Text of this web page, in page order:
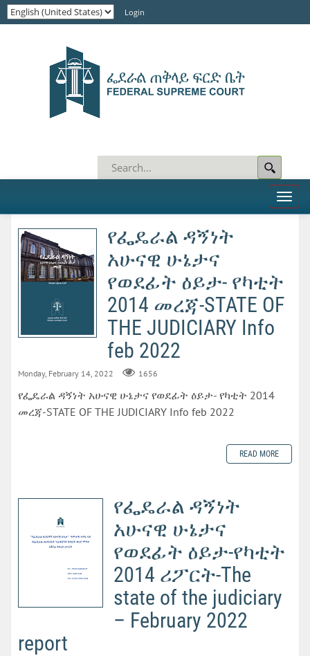
Login
Toggle
የፌዴራል ዳኝነት
አሁናዊ ሁኔታና
የወደፊት ዕይታ- የካቲት
2014 መረጃ-STATE OF
THE JUDICIARY Info
feb 2022
Monday, February 14, 2022 1656
የፌዴራል ዳኝነት አሁናዊ ሁኔታና የወደፊት ዕይታ- የካቲት 2014
መረጃ-STATE OF THE JUDICIARY Info feb 2022
READ MORE
የፌዴራል ዳኝነት
አሁናዊ ሁኔታና
የወደፊት ዕይታ-የካቲት
2014 ሪፖርት-The
state of the judiciary
– February 2022
report